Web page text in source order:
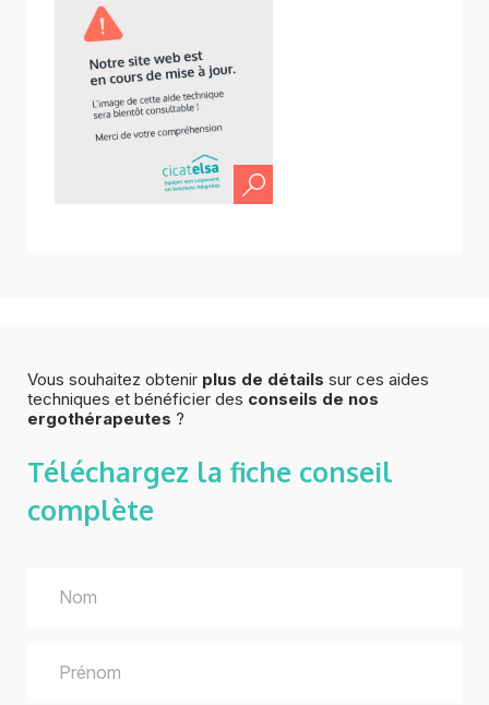
Vous souhaitez obtenir plus de détails sur ces aides
techniques et bénéficier des conseils de nos
ergothérapeutes ?
Téléchargez la fiche conseil
complète